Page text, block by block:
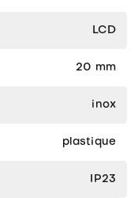
LCD
20 mm
inox
plastique
IP23